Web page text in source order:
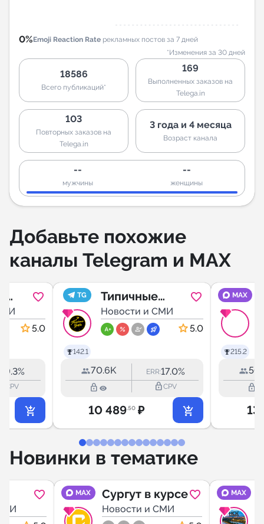
0%Emoji Reaction Rate рекламных постов за 7 дней
*Изменения за 30 дней
18586
Всего публикаций*
169
Выполненных заказов на
Telega.in
103
Повторных заказов на
Telega.in
3 года и 4 месяца
Возраст канала
--
мужчины
--
женщины
Добавьте похожие
каналы Telegram и MAX
5.0
9.3%
CPV
TG
142.1
Типичные
Химки
Новости и СМИ
5.0
70.6K ERR:17.0%
lock_outline lock_outlineCPV
10 489.50 ₽
MAX
215.2
lock_outline
13
Новинки в тематике
MAX Сургут в курсе
Новости и СМИ
MAX